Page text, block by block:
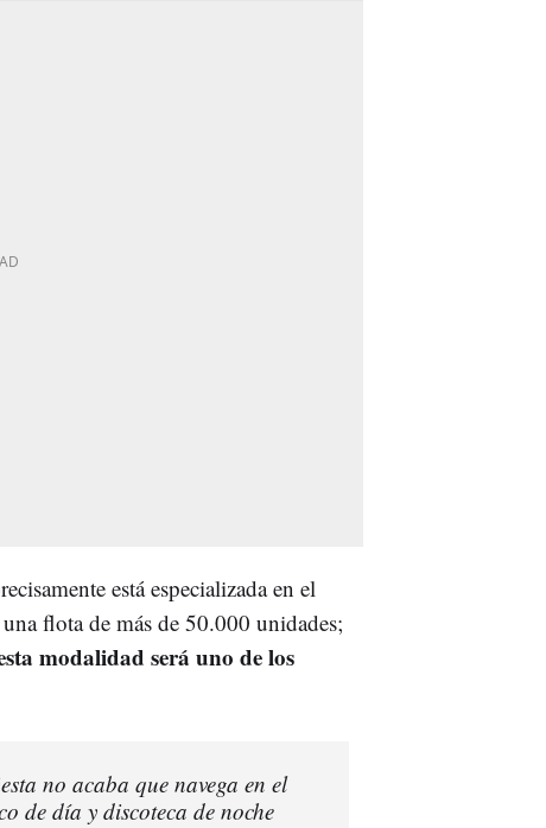
está especializada en el
flota de más de 50.000 unidades;
modalidad será uno de los
no acaba que navega en el
de día y discoteca de noche